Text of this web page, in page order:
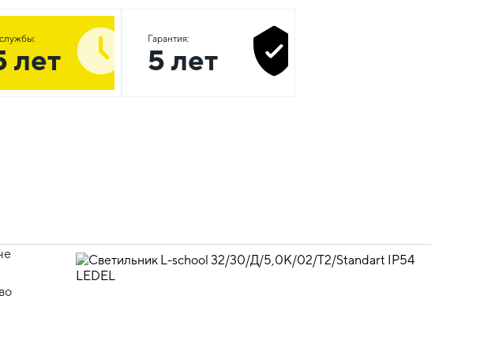
лет
Гарантия:
5 лет